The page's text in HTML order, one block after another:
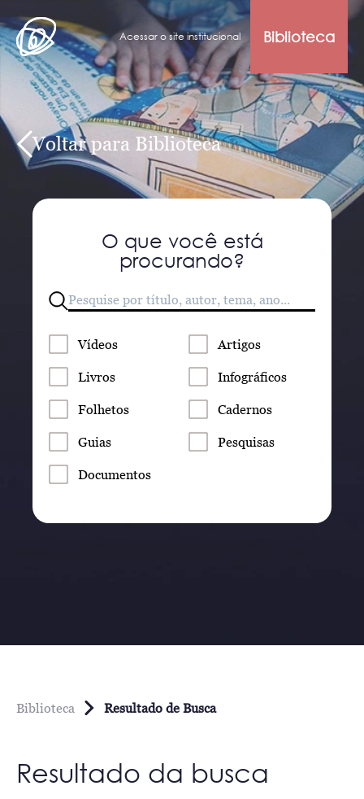
Acessar o site institucional Biblioteca
Voltar para Biblioteca
O que você está
procurando?
Vídeos Artigos
Livros Infográficos
Folhetos Cadernos
Guias Pesquisas
Documentos
Biblioteca Resultado de Busca
Resultado da busca